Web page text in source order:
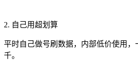
2. 自己用超划算
平时自己做号刷数据，内部低价使用，
千。